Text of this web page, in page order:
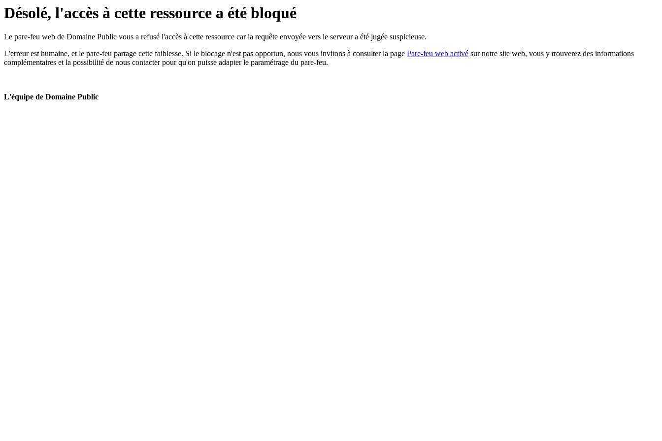
Désolé, l'accès à cette ressource a été bloqué
Le pare-feu web de Domaine Public vous a refusé l'accès à cette ressource car la requête envoyée vers le serveur a été jugée suspicieuse.
L'erreur est humaine, et le pare-feu partage cette faiblesse. Si le blocage n'est pas opportun, nous vous invitons à consulter la page Pare-feu web activé sur notre site web, vous y trouverez des informations
complémentaires et la possibilité de nous contacter pour qu'on puisse adapter le paramétrage du pare-feu.
L'équipe de Domaine Public